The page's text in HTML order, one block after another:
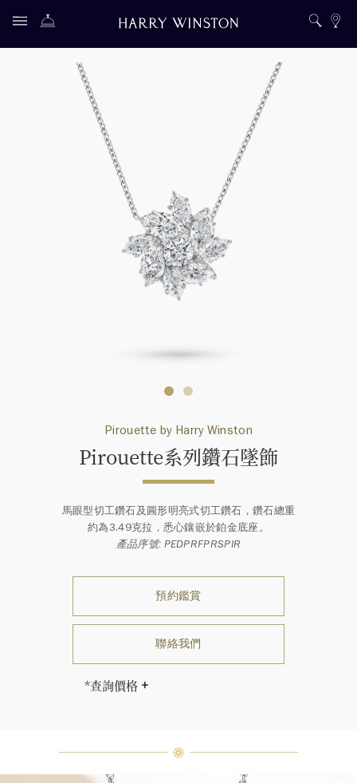
Pirouette by Harry Winston
Pirouette系列鑽石墜飾
馬眼型切工鑽石及圓形明亮式切工鑽石，鑽石總重
約為3.49克拉，悉心鑲嵌於鉑金底座。
產品序號: PEDPRFPRSPIR
預約鑑賞
聯絡我們
*查詢價格
石皆與眾不同而採用獨特鑲嵌方式，
重量和寶石的等級亦不盡相同。如有